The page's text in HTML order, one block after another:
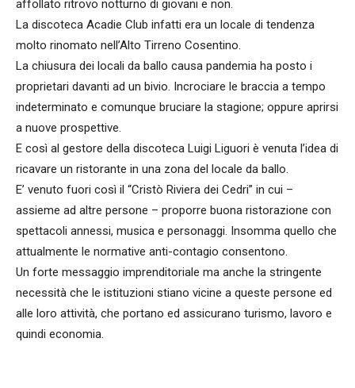
affollato ritrovo notturno di giovani e non.
La discoteca Acadie Club infatti era un locale di tendenza
molto rinomato nell’Alto Tirreno Cosentino.
La chiusura dei locali da ballo causa pandemia ha posto i
proprietari davanti ad un bivio. Incrociare le braccia a tempo
indeterminato e comunque bruciare la stagione; oppure aprirsi
a nuove prospettive.
E così al gestore della discoteca Luigi Liguori è venuta l’idea di
ricavare un ristorante in una zona del locale da ballo.
E’ venuto fuori così il “Cristò Riviera dei Cedri” in cui –
assieme ad altre persone – proporre buona ristorazione con
spettacoli annessi, musica e personaggi. Insomma quello che
attualmente le normative anti-contagio consentono.
Un forte messaggio imprenditoriale ma anche la stringente
necessità che le istituzioni stiano vicine a queste persone ed
alle loro attività, che portano ed assicurano turismo, lavoro e
quindi economia.